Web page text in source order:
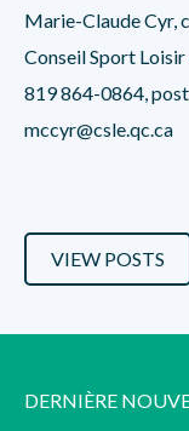
Marie-Claude Cyr,
Conseil Sport Loisir
819 864-0864,
mccyr@csle.qc.ca
VIEW POSTS
DERNIÈRE